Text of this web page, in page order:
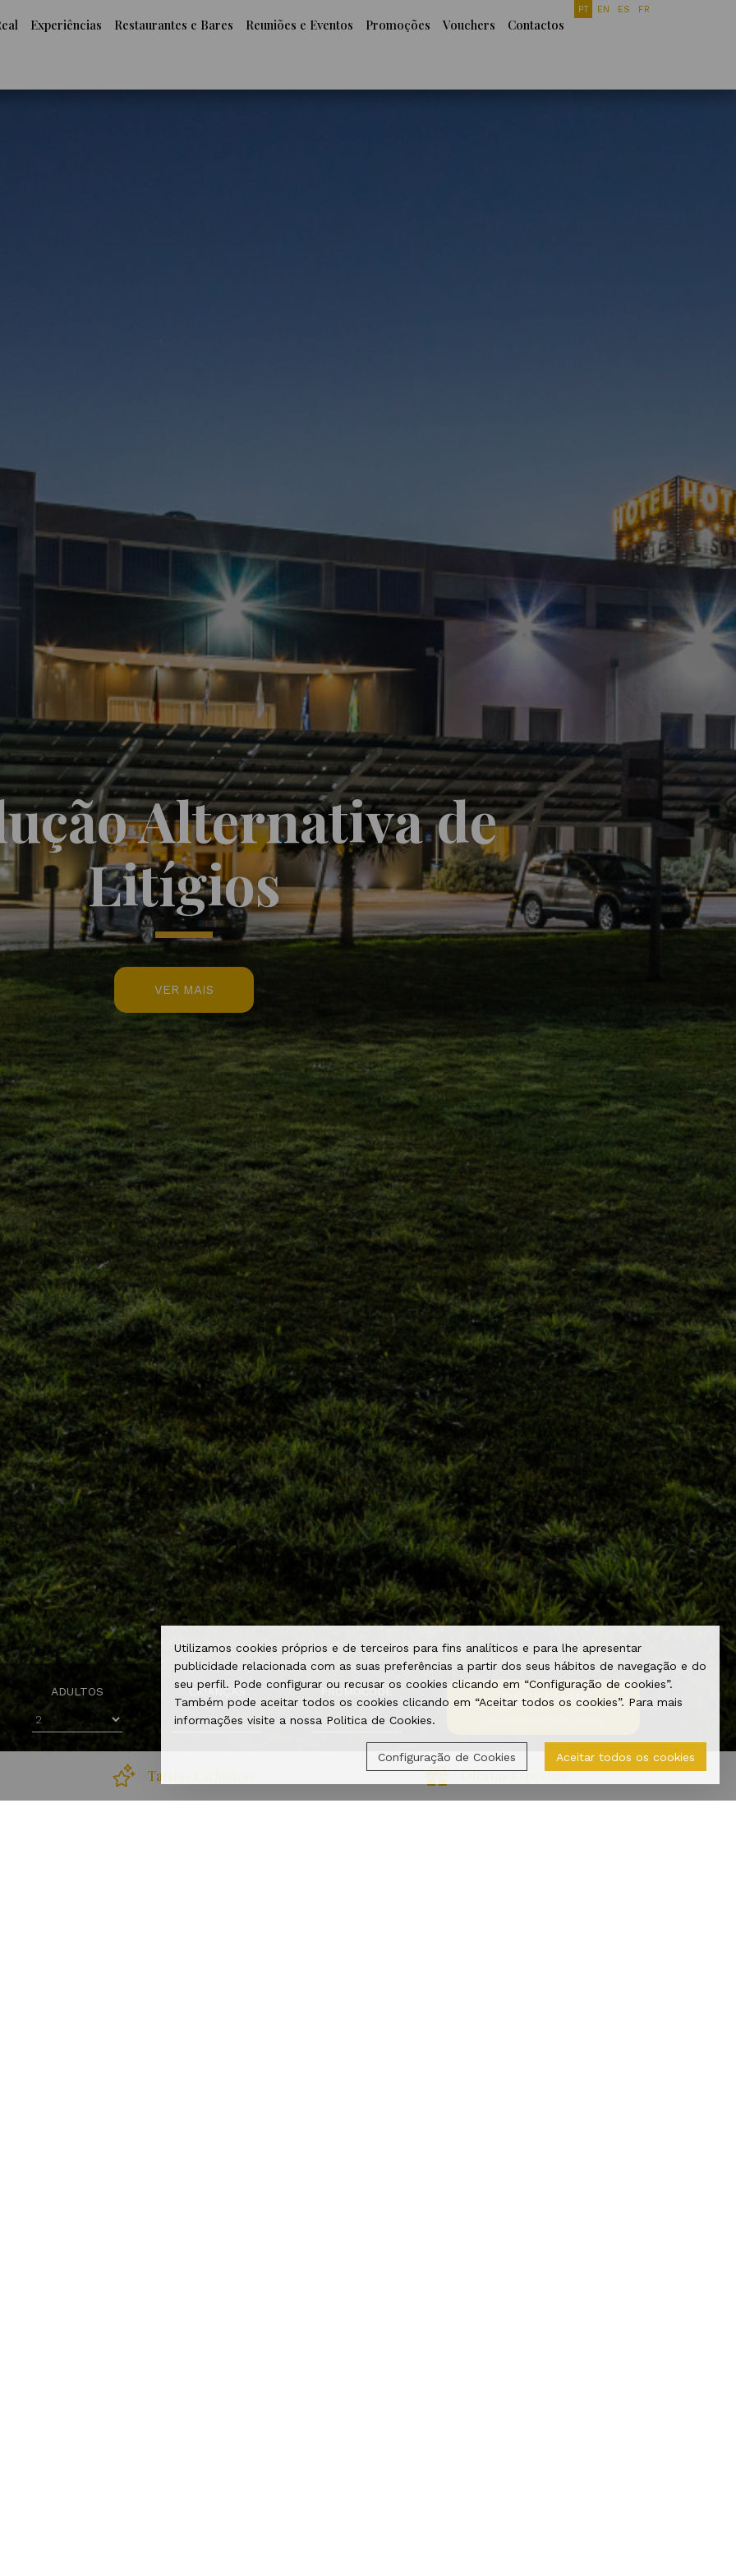
Alternativa de
Litígios
VER MAIS
PT EN ES FR
Experiências Restaurantes e Bares Reuniões e Eventos Promoções Vouchers Contactos
ADULTOS CRIANÇAS PROMOCODE RESERVAR
Tarifas Exclusivas Ofertas Especiais
Institucional
Privacidade e Cookies
Termos & Condições
Perguntas Frequentes
Mapa do Site
Resolução Alternativa de Litígios
Newsletter
SUBSCREVER
Concordo com os Termos & Condições
Já se encontra registado? Login
recuperarportugal.gov.pt
Utilizamos cookies próprios e de terceiros para fins analíticos e para lhe apresentar
publicidade relacionada com as suas preferências a partir dos seus hábitos de navegação e do
seu perfil. Pode configurar ou recusar os cookies clicando em “Configuração de cookies”.
Também pode aceitar todos os cookies clicando em “Aceitar todos os cookies”. Para mais
informações visite a nossa Politica de Cookies.
Configuração de Cookies Aceitar todos os cookies